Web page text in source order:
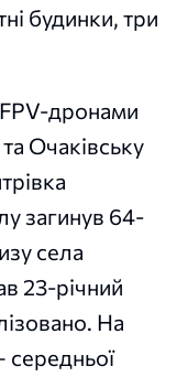
будинки, три
дронами
Очаківську
загинув 64-
села
23-річний
На
середньої